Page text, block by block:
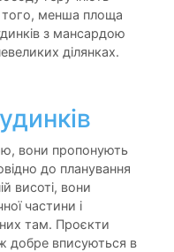
менша площа
з мансардою
ділянках.
вони пропонують
до планування
висоті, вони
частини і
там. Проєкти
добре вписуються в